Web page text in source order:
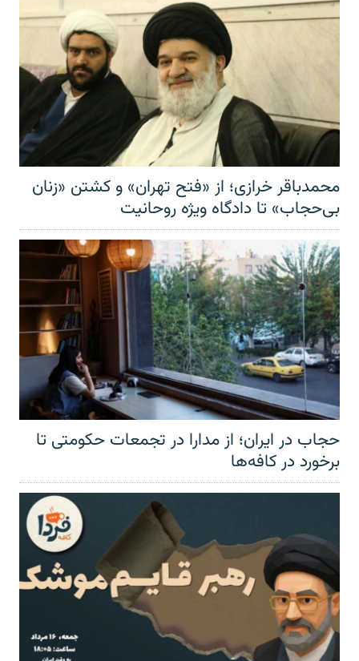
محمدباقر خرازی؛ از «فتح تهران» و کشتن «زنان
بی‌حجاب» تا دادگاه ویژه روحانیت
حجاب در ایران؛ از مدارا در تجمعات حکومتی تا
برخورد در کافه‌ها